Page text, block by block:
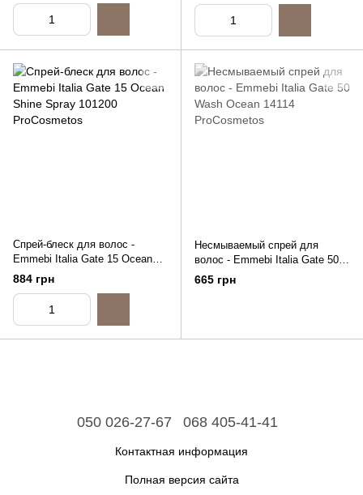
Спрей-блеск для волос -
Emmebi Italia Gate 15 Ocean
Shine Spray, 200ml
884 грн
Несмываемый спрей для
волос - Emmebi Italia Gate 50
Wash Ocean, 125ml
665 грн
050 026-27-67 068 405-41-41
Контактная информация
Полная версия сайта